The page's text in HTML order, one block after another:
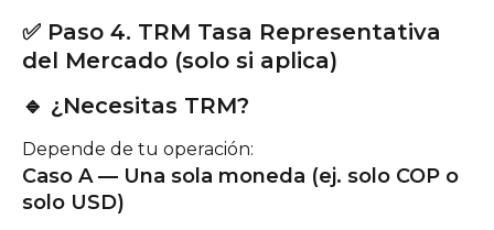
✅ Paso 4. TRM Tasa Representativa
del Mercado (solo si aplica)
🔹 ¿Necesitas TRM?
Depende de tu operación:
Caso A — Una sola moneda (ej. solo COP o
solo USD)